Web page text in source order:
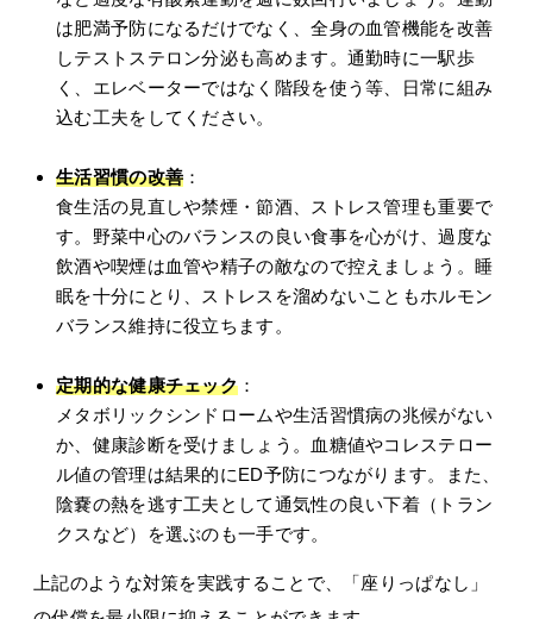
は肥満予防になるだけでなく、全身の血管機能を改善
しテストステロン分泌も高めます。通勤時に一駅歩
く、エレベーターではなく階段を使う等、日常に組み
込む工夫をしてください。
生活習慣の改善 ：
食生活の見直しや禁煙・節酒、ストレス管理も重要で
す。野菜中心のバランスの良い食事を心がけ、過度な
飲酒や喫煙は血管や精子の敵なので控えましょう。睡
眠を十分にとり、ストレスを溜めないこともホルモン
バランス維持に役立ちます。
定期的な健康チェック ：
メタボリックシンドロームや生活習慣病の兆候がない
か、健康診断を受けましょう。血糖値やコレステロー
ル値の管理は結果的にED予防につながります。また、
陰嚢の熱を逃す工夫として通気性の良い下着（トラン
クスなど）を選ぶのも一手です。
上記のような対策を実践することで、「座りっぱなし」